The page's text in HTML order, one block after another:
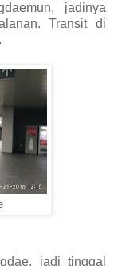
jadinya
Transit di
jadi tinggal